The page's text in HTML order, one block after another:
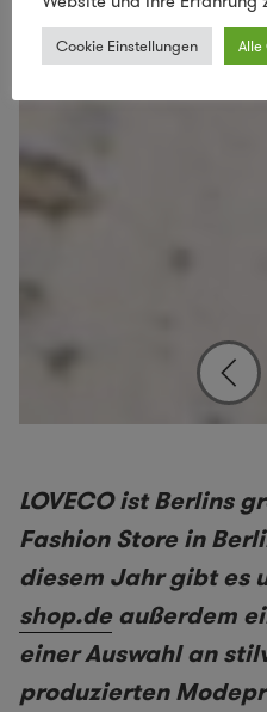
LOVECO ist Berlins
Fashion Store in
diesem Jahr gibt es
shop.deaußerdem
einer Auswahl an
produzierten
Cookie Einstellungen